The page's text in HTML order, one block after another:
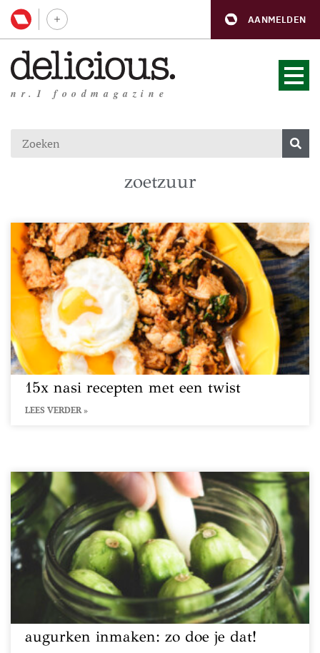
AANMELDEN
nr.1 foodmagazine
zoetzuur
15x nasi recepten met een twist
LEES VERDER »
augurken inmaken: zo doe je dat!